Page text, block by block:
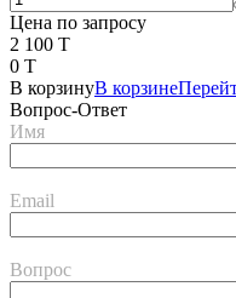
Цена по запросу
2 100 T
0 T
В корзинуВ корзине
Вопрос-Ответ
Имя
Email
Вопрос